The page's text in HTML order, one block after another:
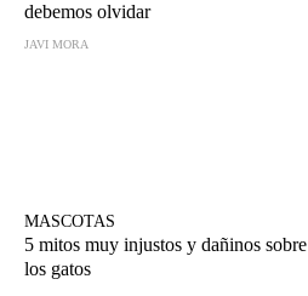
debemos olvidar
JAVI MORA
MASCOTAS
5 mitos muy injustos y dañinos sobre
los gatos